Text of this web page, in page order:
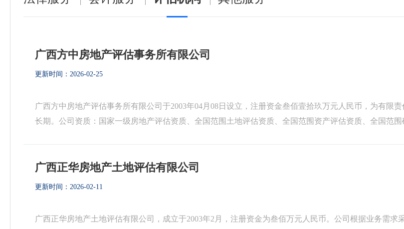
广西方中房地产评估事务所有限公司
更新时间：2026-02-25
广西方中房地产评估事务所有限公司于2003年04月08日设立，注册资金叁佰壹拾玖万元人民币，为有限
长期。公司资质：国家一级房地产评估资质、全国范围土地评估资质、全国范围资产评估资质、全国范
广西正华房地产土地评估有限公司
更新时间：2026-02-11
广西正华房地产土地评估有限公司，成立于2003年2月，注册资金为叁佰万元人民币。公司根据业务需求